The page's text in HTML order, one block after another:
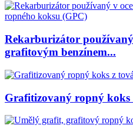
Rekarburizátor
grafitovým benzínem...
Grafitizovaný ropný